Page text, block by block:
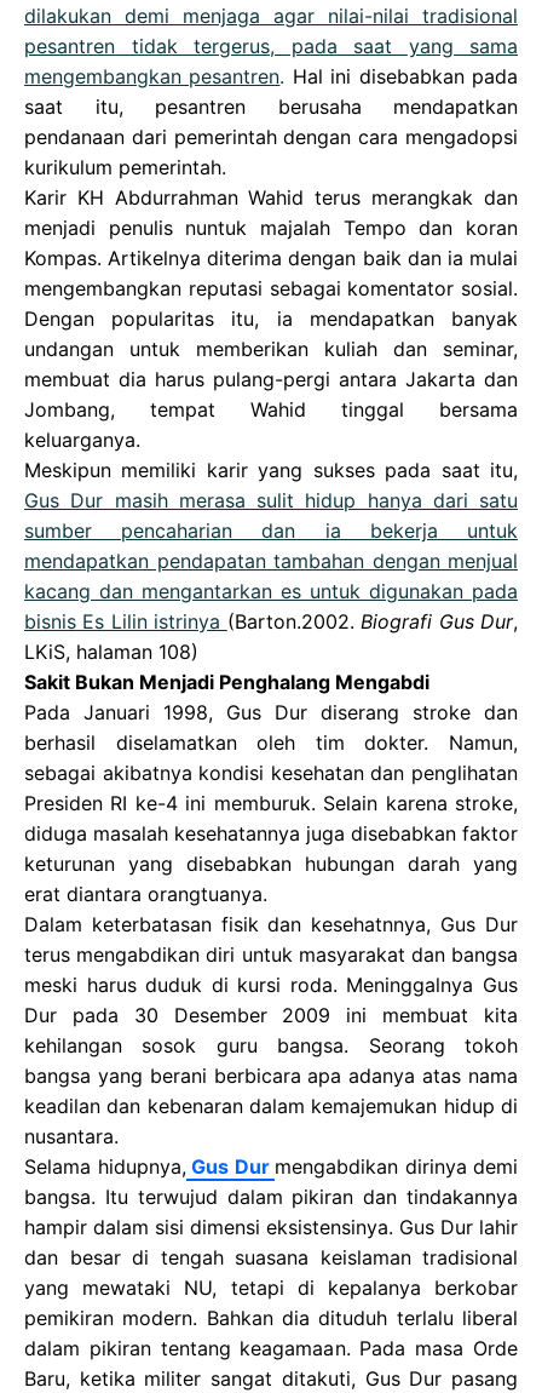
dilakukan demi menjaga agar nilai-nilai tradisional
pesantren tidak tergerus, pada saat yang sama
mengembangkan pesantren. Hal ini disebabkan pada
saat itu, pesantren berusaha mendapatkan
pendanaan dari pemerintah dengan cara mengadopsi
kurikulum pemerintah.
Karir KH Abdurrahman Wahid terus merangkak dan
menjadi penulis nuntuk majalah Tempo dan koran
Kompas. Artikelnya diterima dengan baik dan ia mulai
mengembangkan reputasi sebagai komentator sosial.
Dengan popularitas itu, ia mendapatkan banyak
undangan untuk memberikan kuliah dan seminar,
membuat dia harus pulang-pergi antara Jakarta dan
Jombang, tempat Wahid tinggal bersama
keluarganya.
Meskipun memiliki karir yang sukses pada saat itu,
Gus Dur masih merasa sulit hidup hanya dari satu
sumber pencaharian dan ia bekerja untuk
mendapatkan pendapatan tambahan dengan menjual
kacang dan mengantarkan es untuk digunakan pada
bisnis Es Lilin istrinya (Barton.2002.Biografi Gus Dur,
LKiS, halaman 108)
Sakit Bukan Menjadi Penghalang Mengabdi
Pada Januari 1998, Gus Dur diserang stroke dan
berhasil diselamatkan oleh tim dokter. Namun,
sebagai akibatnya kondisi kesehatan dan penglihatan
Presiden RI ke-4 ini memburuk. Selain karena stroke,
diduga masalah kesehatannya juga disebabkan faktor
keturunan yang disebabkan hubungan darah yang
erat diantara orangtuanya.
Dalam keterbatasan fisik dan kesehatnnya, Gus Dur
terus mengabdikan diri untuk masyarakat dan bangsa
meski harus duduk di kursi roda. Meninggalnya Gus
Dur pada 30 Desember 2009 ini membuat kita
kehilangan sosok guru bangsa. Seorang tokoh
bangsa yang berani berbicara apa adanya atas nama
keadilan dan kebenaran dalam kemajemukan hidup di
nusantara.
Selama hidupnya,Gus Dur mengabdikan dirinya demi
bangsa. Itu terwujud dalam pikiran dan tindakannya
hampir dalam sisi dimensi eksistensinya. Gus Dur lahir
dan besar di tengah suasana keislaman tradisional
yang mewataki NU, tetapi di kepalanya berkobar
pemikiran modern. Bahkan dia dituduh terlalu liberal
dalam pikiran tentang keagamaan. Pada masa Orde
Baru, ketika militer sangat ditakuti, Gus Dur pasang